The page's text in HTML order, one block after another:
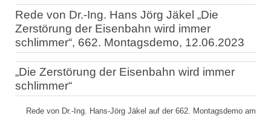
Rede von Dr.-Ing. Hans Jörg Jäkel „Die
Zerstörung der Eisenbahn wird immer
schlimmer“, 662. Montagsdemo, 12.06.2023
„Die Zerstörung der Eisenbahn wird immer
schlimmer“
Rede von Dr.-Ing. Hans-Jörg Jäkel auf der 662. Montagsdemo am